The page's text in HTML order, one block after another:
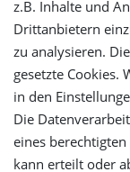
z.B. Inhalte und
Drittanbietern
zu analysieren.
gesetzte
in den
Die
eines
kann erteilt oder